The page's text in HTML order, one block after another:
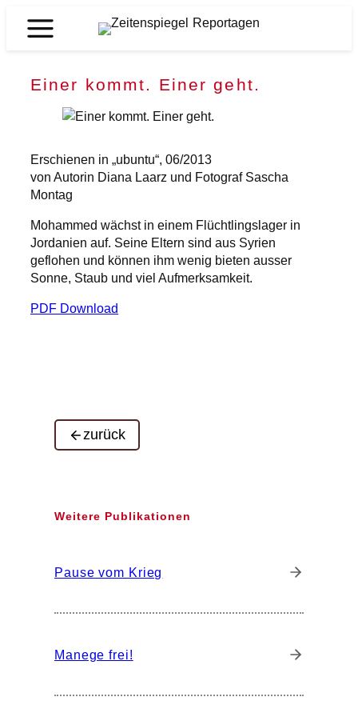
Inhalt
Zeitenspiegel
Einer kommt. Einer geht.
Erschienen in „ubuntu“, 06/2013
von Autorin Diana Laarz und Fotograf Sascha
Montag
Mohammed wächst in einem Flüchtlingslager in
Jordanien auf. Seine Eltern sind aus Syrien
geflohen und können ihm wenig bieten ausser
Sonne, Staub und viel Aufmerksamkeit.
PDF Download
zurück
Weitere Publikationen
Pause vom Krieg
Manege frei!